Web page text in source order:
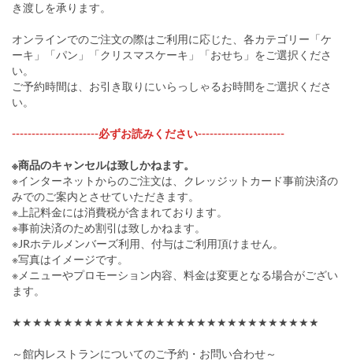
き渡しを承ります。
オンラインでのご注文の際はご利用に応じた、各カテゴリー「ケ
ーキ」「パン」「クリスマスケーキ」「おせち」をご選択くださ
い。
ご予約時間は、お引き取りにいらっしゃるお時間をご選択くださ
い。
----------------------必ずお読みください----------------------
※商品のキャンセルは致しかねます。
※インターネットからのご注文は、クレッジットカード事前決済の
みでのご案内とさせていただきます。
※上記料金には消費税が含まれております。
※事前決済のため割引は致しかねます。
※JRホテルメンバーズ利用、付与はご利用頂けません。
※写真はイメージです。
※メニューやプロモーション内容、料金は変更となる場合がござい
ます。
★★★★★★★★★★★★★★★★★★★★★★★★★★★★★★
～館内レストランについてのご予約・お問い合わせ～